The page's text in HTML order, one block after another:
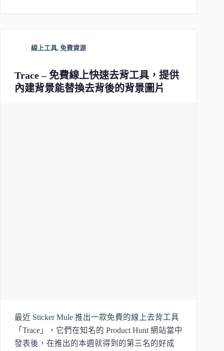
線上工具, 免費資源
Trace – 免費線上快速去背工具，提供
內建背景能替換去背後的背景圖片
最近 Sticker Mule 推出一款免費的線上去背工具
「Trace」，它們在知名的 Product Hunt 網站當中
發表後，在推出的本週就得到的第三名的好成